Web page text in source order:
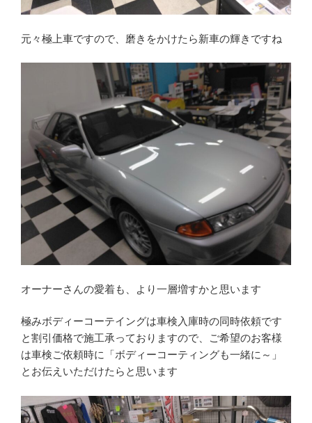
元々極上車ですので、磨きをかけたら新車の輝きですね
オーナーさんの愛着も、より一層増すかと思います
極みボディーコーテイングは車検入庫時の同時依頼です
と割引価格で施工承っておりますので、ご希望のお客様
は車検ご依頼時に「ボディーコーティングも一緒に～」
とお伝えいただけたらと思います